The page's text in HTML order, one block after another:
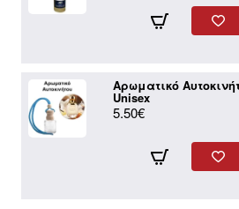
Αρωματικό
Unisex
5.50€